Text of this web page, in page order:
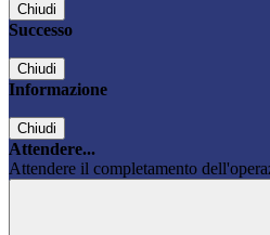
Chiudi
Successo
Chiudi
Informazione
Chiudi
Attendere...
Attendere il completamento